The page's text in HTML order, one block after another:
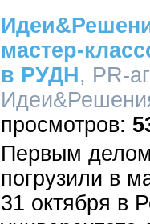
мастер-
в РУДН, PR-
Первым
погрузили в
31 октября в